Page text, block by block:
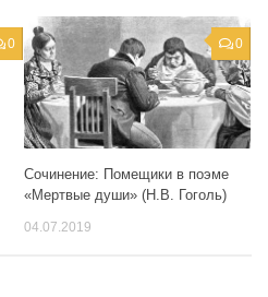
0 0
Сочинение: Помещики в поэме
«Мертвые души» (Н.В. Гоголь)
04.07.2019